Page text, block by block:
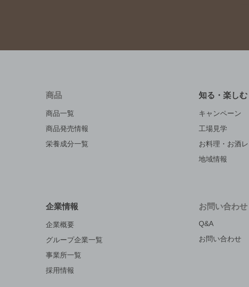
商品
商品一覧
商品発売情報
栄養成分一覧
知る・楽しむ
キャンペーン
工場見学
お料理・お酒
地域情報
企業情報
企業概要
グループ企業一覧
事業所一覧
採用情報
お問い合わせ
Q&A
お問い合わせ